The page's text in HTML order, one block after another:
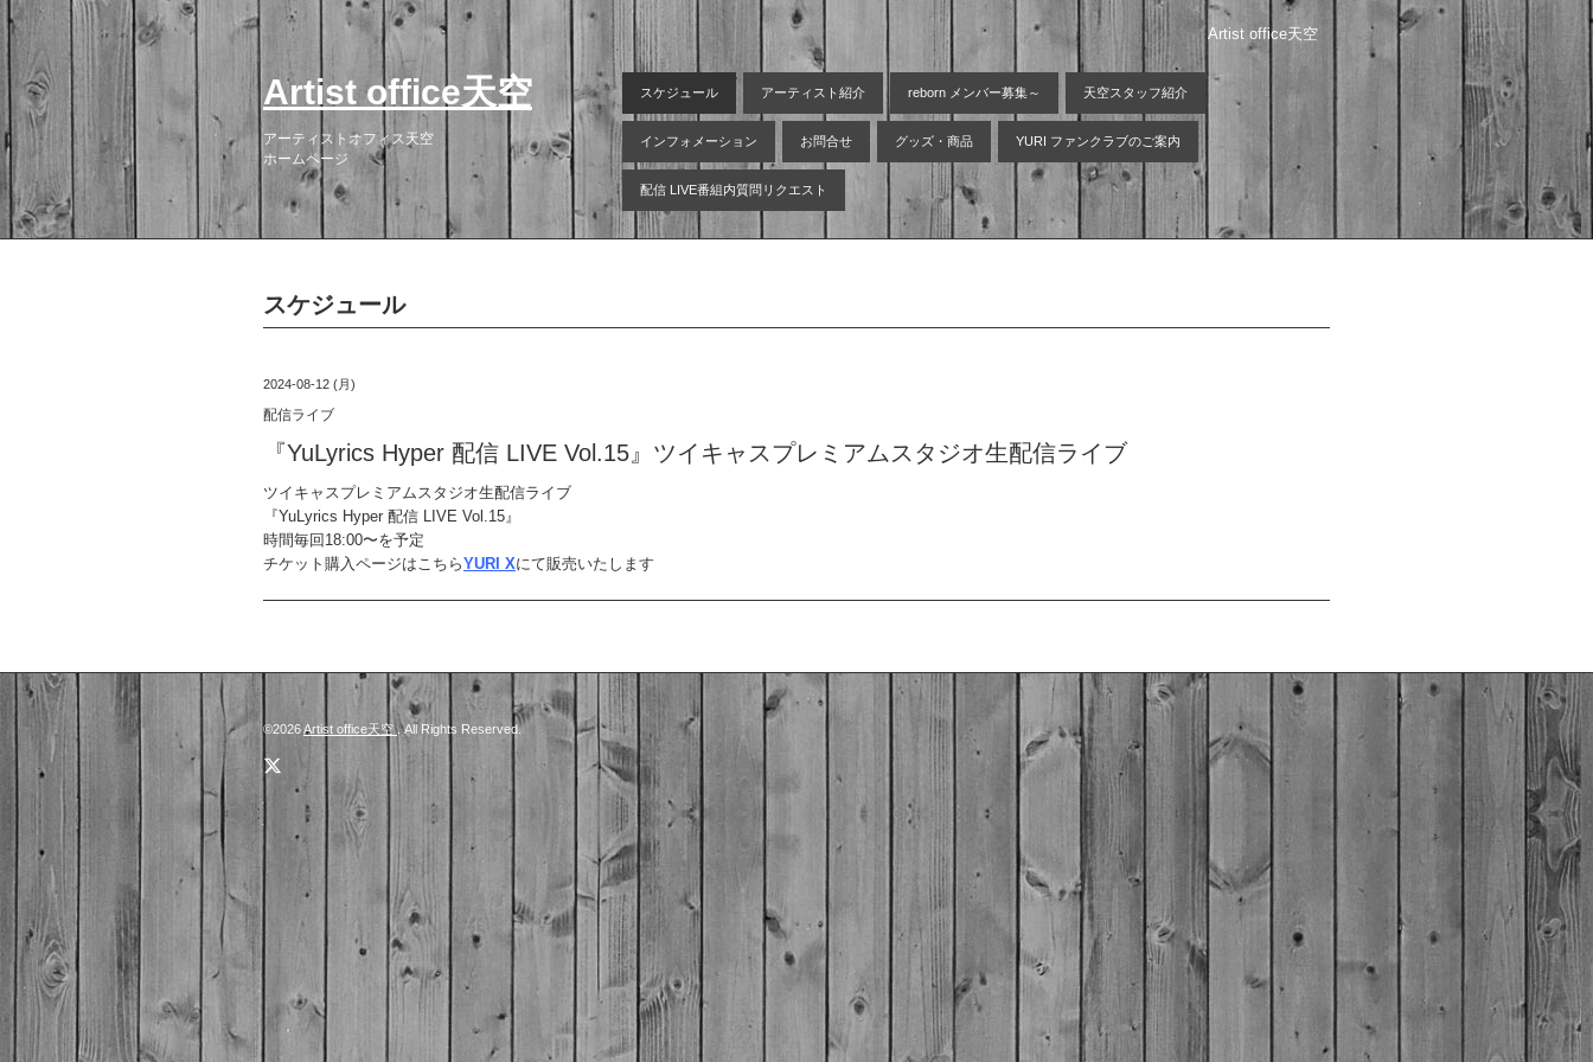
Artist office天空
Artist office天空
アーティストオフィス天空
ホームページ
スケジュール アーティスト紹介 reborn メンバー募集～ 天空スタッフ紹介
インフォメーション お問合せ グッズ・商品 YURI ファンクラブのご案内
配信 LIVE番組内質問リクエスト
スケジュール
2024-08-12 (月)
配信ライブ
『YuLyrics Hyper 配信 LIVE Vol.15』ツイキャスプレミアムスタジオ生配信ライブ
ツイキャスプレミアムスタジオ生配信ライブ
『YuLyrics Hyper 配信 LIVE Vol.15』
時間毎回18:00〜を予定
チケット購入ページはこちらYURI Xにて販売いたします
©2026Artist office天空. All Rights Reserved.